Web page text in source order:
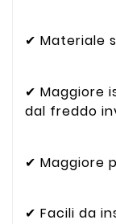
✔ Materiale
✔ Maggiore
dal freddo
✔ Maggiore
✔ Facili da